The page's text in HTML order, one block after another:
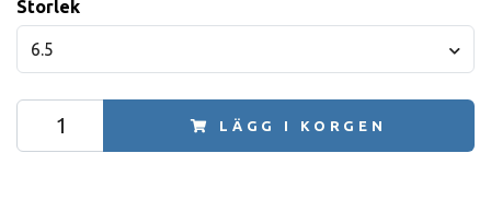
Storlek
6.5
LÄGG I KORGEN